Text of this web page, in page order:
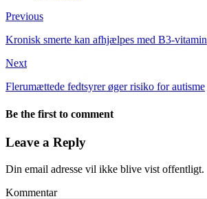
Previous
Kronisk smerte kan afhjælpes med B3-vitamin
Next
Flerumættede fedtsyrer øger risiko for autisme
Be the first to comment
Leave a Reply
Din email adresse vil ikke blive vist offentligt.
Kommentar